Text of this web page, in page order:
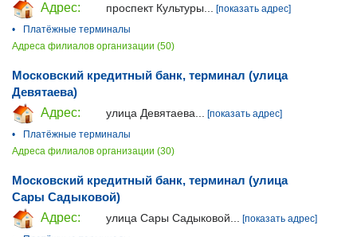
Адрес:
проспект Культуры... [показать адрес]
•
Платёжные терминалы
Адреса филиалов организации (50)
Московский кредитный банк, терминал (улица
Девятаева)
Адрес:
улица Девятаева...
[показать адрес]
•
Платёжные терминалы
Адреса филиалов организации (30)
Московский кредитный банк, терминал (улица
Сары Садыковой)
Адрес:
улица Сары Садыковой...
[показать адрес]